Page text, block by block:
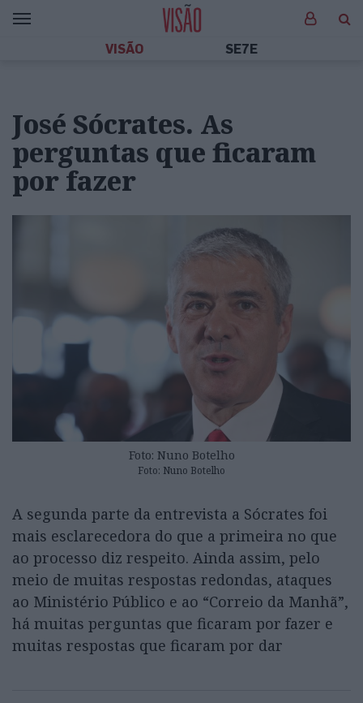
VISÃO SE7E
José Sócrates. As
perguntas que ficaram
por fazer
Foto: Nuno Botelho
Foto: Nuno Botelho
A segunda parte da entrevista a Sócrates foi
mais esclarecedora do que a primeira no que
ao processo diz respeito. Ainda assim, pelo
meio de muitas respostas redondas, ataques
ao Ministério Público e ao “Correio da Manhã”,
há muitas perguntas que ficaram por fazer e
muitas respostas que ficaram por dar